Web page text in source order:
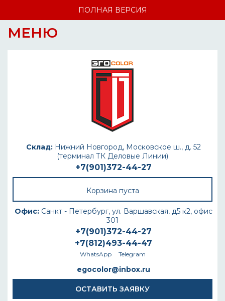
ПОЛНАЯ ВЕРСИЯ
МЕНЮ
Склад: Нижний Новгород, Московское ш., д. 52
(терминал ТК Деловые Линии)
+7(901)372-44-27
Корзина пуста
Офис: Санкт - Петербург, ул. Варшавская, д5 к2, офис
301
+7(901)372-44-27
+7(812)493-44-47
WhatsApp Telegram
egocolor@inbox.ru
ОСТАВИТЬ ЗАЯВКУ